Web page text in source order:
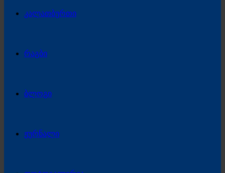
კალათბურთი
რაგბი
ბლოგი
ჟურნალი